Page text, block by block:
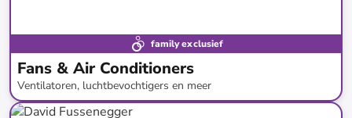
family exclusief
Fans & Air Conditioners
Ventilatoren, luchtbevochtigers en meer
tot-64%* Nieuw bij limango